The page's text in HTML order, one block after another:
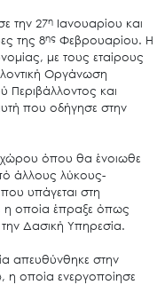
την 27ηΙανουαρίου και
της 8ηςΦεβρουαρίου. Η
με τους εταίρους
Οργάνωση
Περιβάλλοντος και
που οδήγησε στην
όπου θα ένοιωθε
άλλους λύκους-
υπάγεται στη
η οποία έπραξε όπως
Δασική Υπηρεσία.
απευθύνθηκε στην
η οποία ενεργοποίησε